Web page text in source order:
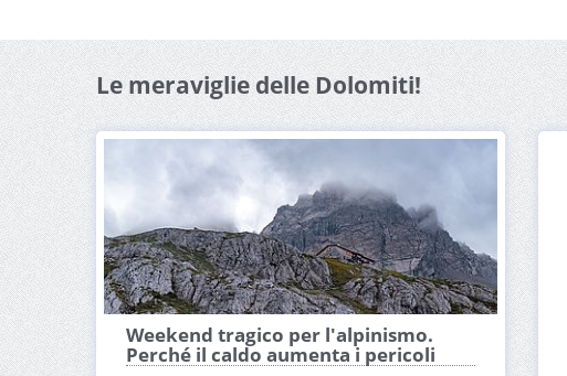
Le meraviglie delle Dolomiti!
Weekend tragico per l'alpinismo.
Perché il caldo aumenta i pericoli